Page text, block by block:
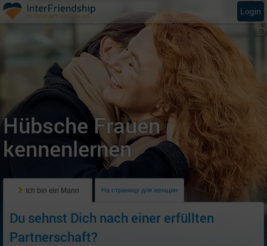
Hübsche Frauen
kennenlernen
Ich bin ein Mann На страницу для женщин
Du sehnst Dich nach einer erfüllten
Partnerschaft?
Login